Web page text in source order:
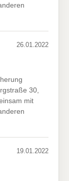
26.01.2022
30,
mit
19.01.2022